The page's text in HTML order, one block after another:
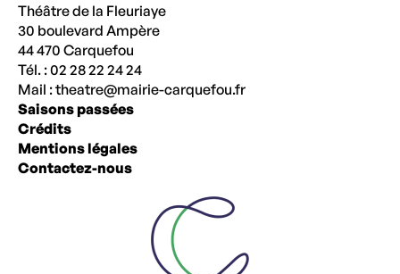
Théâtre de la Fleuriaye
30 boulevard Ampère
44 470 Carquefou
Tél. : 02 28 22 24 24
Mail :theatre@mairie-carquefou.fr
Saisons passées
Crédits
Mentions légales
Contactez-nous